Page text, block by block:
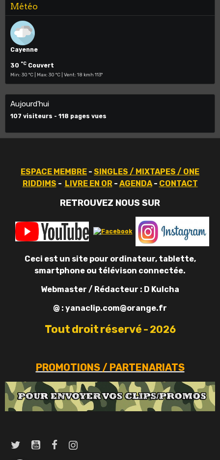
Météo
Cayenne
30 °C Couvert
Min: 30 °C | Max: 30 °C | Vent: 18 kmh 113°
Aujourd'hui
107 visiteurs - 118 pages vues
ESPACE MEMBRE - SINGLES / MIXTAPES / ONE
RIDDIMS - LIVRE EN OR - AGENDA- CONTACT
RETROUVEZ NOUS SUR
Ceci est un site pour ordinateur, tablette,
smartphone ou télévison connectée.
Webmaster / Rédacteur : D Kulcha
@ : yanaclip.com@orange.fr
Toutdroitréservé- 2026
PROMOTIONS / PARTENARIATS